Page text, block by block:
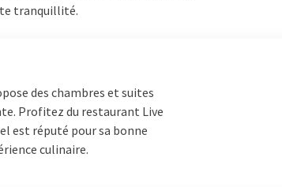
tranquillité.
des chambres et suites
Profitez du restaurant Live
est réputé pour sa bonne
culinaire.